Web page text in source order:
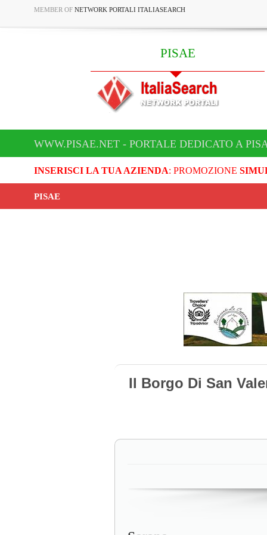
MEMBER OF NETWORK PORTALI ITALIASEARCH
PISAE
WWW.PISAE.NET - PORTALE DEDICATO A
INSERISCI LA TUA AZIENDA: PROMOZIONE
PISAE
Il Borgo Di San